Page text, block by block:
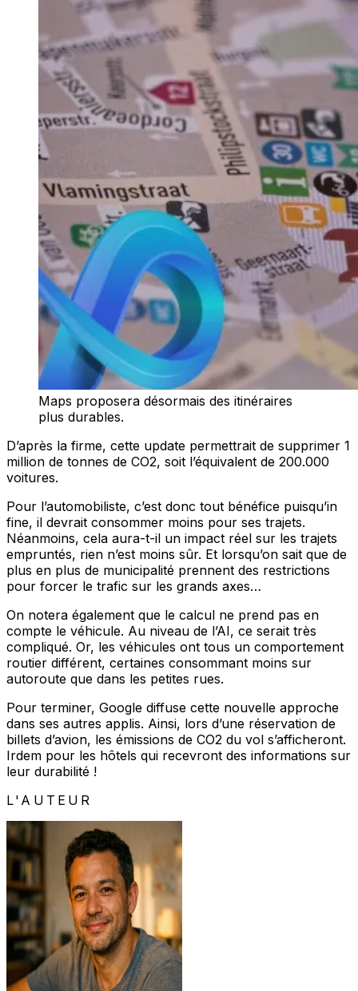
Maps proposera désormais des itinéraires
plus durables.
D’après la firme, cette update permettrait de supprimer 1
million de tonnes de CO2, soit l’équivalent de 200.000
voitures.
Pour l’automobiliste, c’est donc tout bénéfice puisqu’in
fine, il devrait consommer moins pour ses trajets.
Néanmoins, cela aura-t-il un impact réel sur les trajets
empruntés, rien n’est moins sûr. Et lorsqu’on sait que de
plus en plus de municipalité prennent des restrictions
pour forcer le trafic sur les grands axes…
On notera également que le calcul ne prend pas en
compte le véhicule. Au niveau de l’AI, ce serait très
compliqué. Or, les véhicules ont tous un comportement
routier différent, certaines consommant moins sur
autoroute que dans les petites rues.
Pour terminer, Google diffuse cette nouvelle approche
dans ses autres applis. Ainsi, lors d’une réservation de
billets d’avion, les émissions de CO2 du vol s’afficheront.
Irdem pour les hôtels qui recevront des informations sur
leur durabilité !
L'AUTEUR